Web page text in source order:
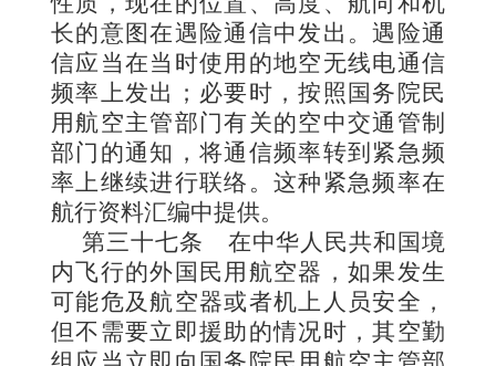
长的意图在遇险通信中发出。遇险通
信应当在当时使用的地空无线电通信
频率上发出；必要时，按照国务院民
用航空主管部门有关的空中交通管制
部门的通知，将通信频率转到紧急频
率上继续进行联络。这种紧急频率在
航行资料汇编中提供。
第三十七条 在中华人民共和国境
内飞行的外国民用航空器，如果发生
可能危及航空器或者机上人员安全，
但不需要立即援助的情况时，其空勤